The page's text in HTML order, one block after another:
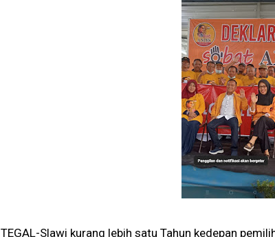
TEGAL-Slawi kurang lebih satu Tahun kedepan